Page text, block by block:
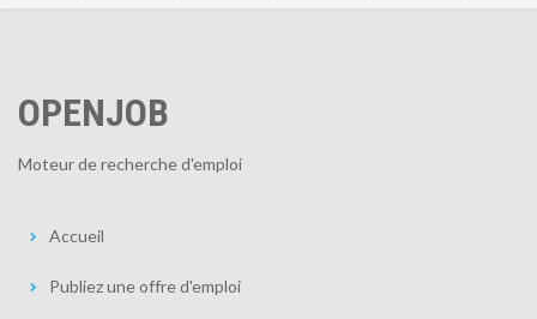
OPENJOB
Moteur de recherche d'emploi
Accueil
Publiez une offre d'emploi